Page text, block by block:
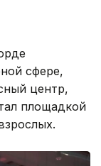
сфере,
центр,
площадкой